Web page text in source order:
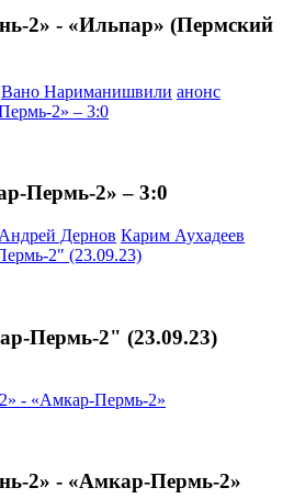
2» - «Ильпар» (Пермский
Вано Нариманишвили анонс
Пермь-2» – 3:0
Андрей Дернов Карим Аухадеев
Пермь-2" (23.09.23)
2» - «Амкар-Пермь-2»